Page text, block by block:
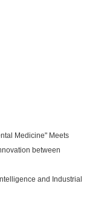
Medicine" Meets
between
and Industrial